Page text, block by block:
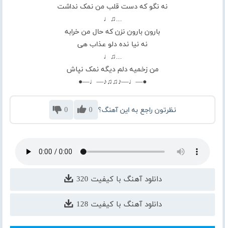
نه نگو که دست قلب من نمک نداشت
...♫♩
بارون بارون نزن که حال من خرابه
نه نیا نده دلو عذاب هی
...♫♩
من زخمیه دلم دیگه نمک نپاش
●—♩—♪♫♫♪—♩—●
نظرتون راجع به این آهنگ؟ 0
0
دانلود آهنگ با کیفیت 320
دانلود آهنگ با کیفیت 128